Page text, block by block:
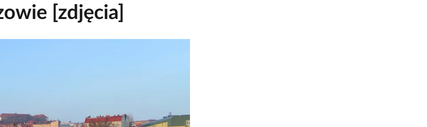
[zdjęcia]